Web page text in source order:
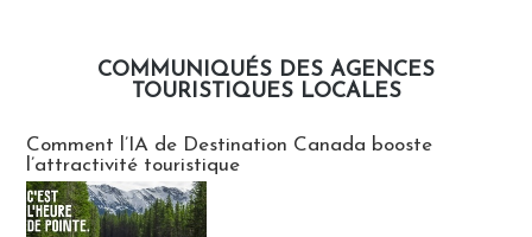
COMMUNIQUÉS DES AGENCES
TOURISTIQUES LOCALES
Comment l’IA de Destination Canada booste
l’attractivité touristique